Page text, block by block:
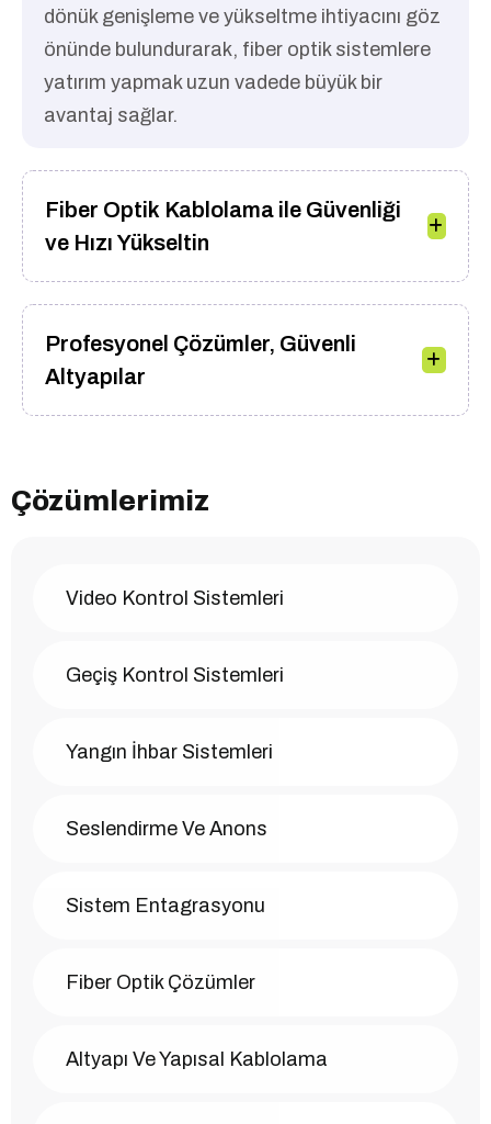
dönük genişleme ve yükseltme ihtiyacını göz
önünde bulundurarak, fiber optik sistemlere
yatırım yapmak uzun vadede büyük bir
avantaj sağlar.
Fiber Optik Kablolama ile Güvenliği
ve Hızı Yükseltin
Profesyonel Çözümler, Güvenli
Altyapılar
Çözümlerimiz
Video Kontrol Sistemleri
Geçiş Kontrol Sistemleri
Yangın İhbar Sistemleri
Seslendirme Ve Anons
Sistem Entagrasyonu
Fiber Optik Çözümler
Altyapı Ve Yapısal Kablolama